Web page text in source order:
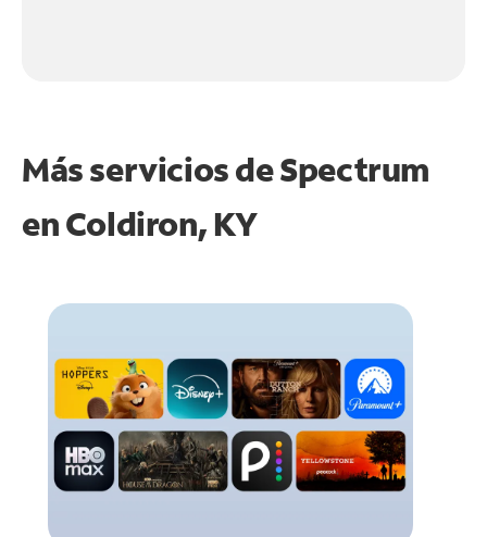
Más servicios de Spectrum
enColdiron, KY